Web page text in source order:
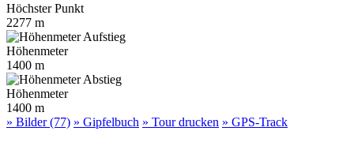
Höchster Punkt
2277 m
Höhenmeter
1400 m
Höhenmeter
1400 m
» Bilder (77) » Gipfelbuch » Tour drucken » GPS-Track